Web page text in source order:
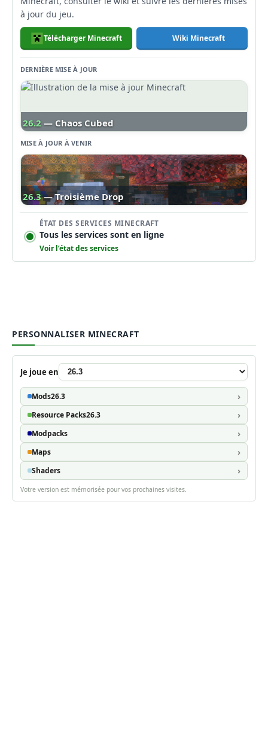
à jour du jeu.
Télécharger Minecraft Wiki Minecraft
DERNIÈRE MISE À JOUR
26.2 — Chaos Cubed
MISE À JOUR À VENIR
26.3 — Troisième Drop
ÉTAT DES SERVICES MINECRAFT
Tous les services sont en ligne
Voir l’état des services
PERSONNALISER MINECRAFT
Je joue en
Mods26.3
Resource Packs26.3
Modpacks
Maps
Shaders
Votre version est mémorisée pour vos prochaines visites.